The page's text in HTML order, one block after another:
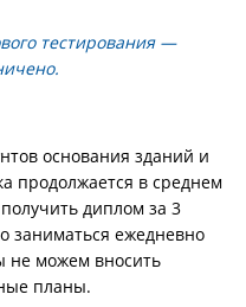
тестирования —
основания зданий и
продолжается в среднем
диплом за 3
заниматься ежедневно
не можем вносить
планы.